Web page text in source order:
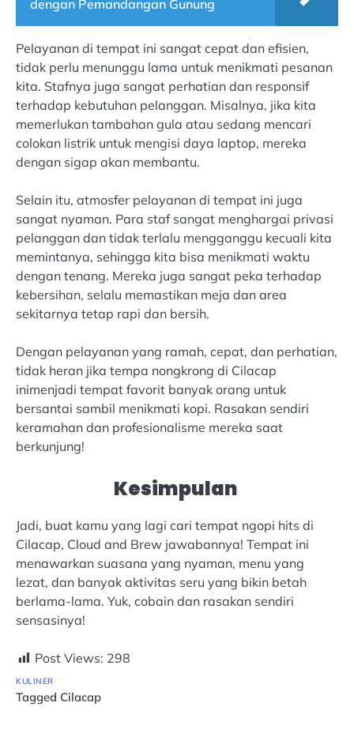
dengan Pemandangan Gunung
Pelayanan di tempat ini sangat cepat dan efisien,
tidak perlu menunggu lama untuk menikmati pesanan
kita. Stafnya juga sangat perhatian dan responsif
terhadap kebutuhan pelanggan. Misalnya, jika kita
memerlukan tambahan gula atau sedang mencari
colokan listrik untuk mengisi daya laptop, mereka
dengan sigap akan membantu.
Selain itu, atmosfer pelayanan di tempat ini juga
sangat nyaman. Para staf sangat menghargai privasi
pelanggan dan tidak terlalu mengganggu kecuali kita
memintanya, sehingga kita bisa menikmati waktu
dengan tenang. Mereka juga sangat peka terhadap
kebersihan, selalu memastikan meja dan area
sekitarnya tetap rapi dan bersih.
Dengan pelayanan yang ramah, cepat, dan perhatian,
tidak heran jika tempa nongkrong di Cilacap
inimenjadi tempat favorit banyak orang untuk
bersantai sambil menikmati kopi. Rasakan sendiri
keramahan dan profesionalisme mereka saat
berkunjung!
Kesimpulan
Jadi, buat kamu yang lagi cari tempat ngopi hits di
Cilacap, Cloud and Brew jawabannya! Tempat ini
menawarkan suasana yang nyaman, menu yang
lezat, dan banyak aktivitas seru yang bikin betah
berlama-lama. Yuk, cobain dan rasakan sendiri
sensasinya!
Post Views: 298
KULINER
Tagged Cilacap